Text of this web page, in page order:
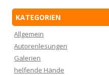
KATEGORIEN
Allgemein
Autorenlesungen
Galerien
helfende Hände